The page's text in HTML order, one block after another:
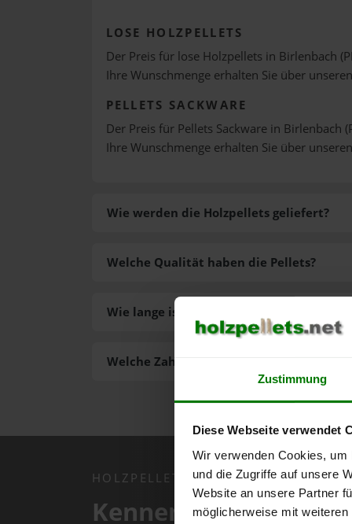
Zustimmung
Diese Webseite verwendet
Wir verwenden Cookies,
und die Zugriffe auf unsere
Website an unsere Partner
möglicherweise mit
LOSE HOLZPELLETS
Der Preis für lose Holzpellets in Birlenbach
Ihre Wunschmenge erhalten Sie über unseren
PELLETS SACKWARE
Der Preis für Pellets Sackware in Birlenbach
Ihre Wunschmenge erhalten Sie über unseren
Wie werden die Holzpellets geliefert?
Welche Zahlungsarten gibt es?
Welche Qualität haben die Pellets?
Wie lange ist die Lieferzeit der Pellets?
HOLZPELLETS.NET APP
Kennen Sie schon